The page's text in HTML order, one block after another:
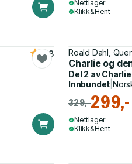
Nettlager
Klikk&Hent
4.8 Roald Dahl,
Charlie og
Del 2 av
Innbundet |
329,-299,-
Nettlager
Klikk&Hent